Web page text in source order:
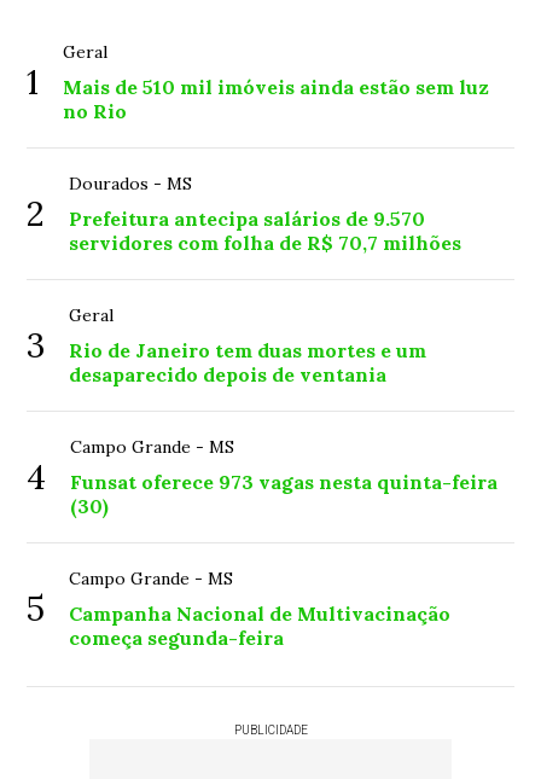
1
Geral
Mais de 510 mil imóveis ainda estão sem luz
no Rio
2
Dourados - MS
Prefeitura antecipa salários de 9.570
servidores com folha de R$ 70,7 milhões
3
Geral
Rio de Janeiro tem duas mortes e um
desaparecido depois de ventania
4
Campo Grande - MS
Funsat oferece 973 vagas nesta quinta-feira
(30)
5
Campo Grande - MS
Campanha Nacional de Multivacinação
começa segunda-feira
PUBLICIDADE